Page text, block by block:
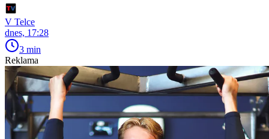
V Telce
dnes, 17:28
3 min
Reklama